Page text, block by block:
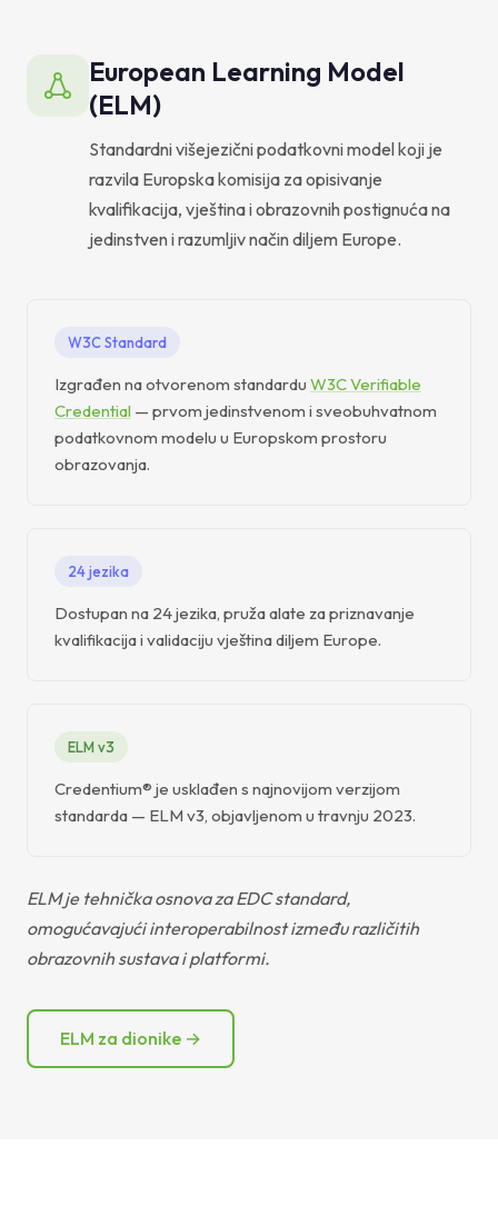
European Learning Model
(ELM)
Standardni višejezični podatkovni model koji je
razvila Europska komisija za opisivanje
kvalifikacija, vještina i obrazovnih postignuća na
jedinstven i razumljiv način diljem Europe.
W3C Standard
Izgrađen na otvorenom standardu W3C Verifiable
Credential — prvom jedinstvenom i sveobuhvatnom
podatkovnom modelu u Europskom prostoru
obrazovanja.
24 jezika
Dostupan na 24 jezika, pruža alate za priznavanje
kvalifikacija i validaciju vještina diljem Europe.
ELM v3
Credentium® je usklađen s najnovijom verzijom
standarda — ELM v3, objavljenom u travnju 2023.
ELM je tehnička osnova za EDC standard,
omogućavajući interoperabilnost između različitih
obrazovnih sustava i platformi.
ELM za dionike →